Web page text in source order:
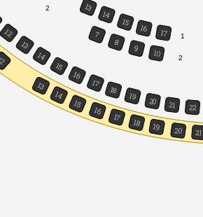
2
1
2
12
13
14
13
15
14
15
7
8
16
16
13
14
17
9
15
17
10
16
18
19
17
18
20 21
19 20
22
21